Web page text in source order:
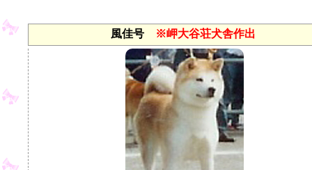
風佳号※岬大谷荘犬舎作出